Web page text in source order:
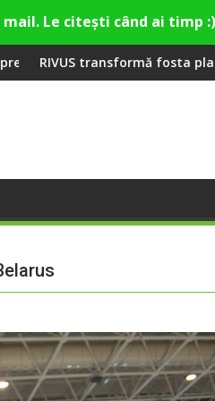
la Fashion Village
platformă Carbochim într-